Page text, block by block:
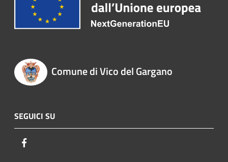
Comune di Vico del Gargano
SEGUICI SU